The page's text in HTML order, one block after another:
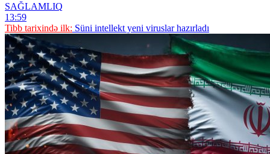
SAĞLAMLIQ
13:59
Tibb tarixində ilk: Süni intellekt yeni viruslar hazırladı